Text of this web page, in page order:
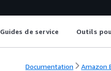
Guides de service Outils
Documentation Amazon